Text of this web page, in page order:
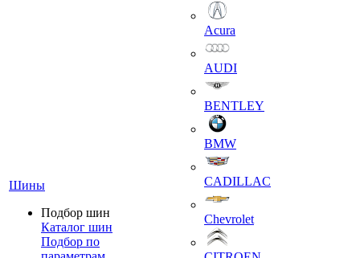
Шины
Подбор шин
Каталог шин
Подбор по
Acura
AUDI
BENTLEY
BMW
CADILLAC
Chevrolet